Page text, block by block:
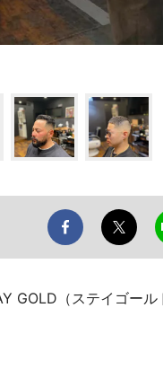
GOLD（ステイゴール